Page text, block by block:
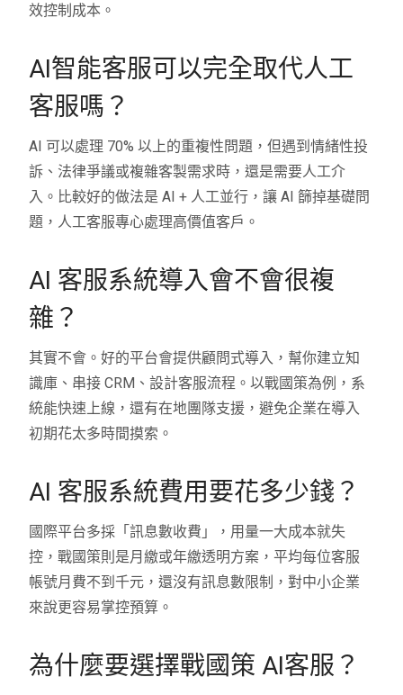
效控制成本。
AI智能客服可以完全取代人工
客服嗎？
AI 可以處理 70% 以上的重複性問題，但遇到情緒性投
訴、法律爭議或複雜客製需求時，還是需要人工介
入。比較好的做法是 AI + 人工並行，讓 AI 篩掉基礎問
題，人工客服專心處理高價值客戶。
AI 客服系統導入會不會很複
雜？
其實不會。好的平台會提供顧問式導入，幫你建立知
識庫、串接 CRM、設計客服流程。以戰國策為例，系
統能快速上線，還有在地團隊支援，避免企業在導入
初期花太多時間摸索。
AI 客服系統費用要花多少錢？
國際平台多採「訊息數收費」，用量一大成本就失
控，戰國策則是月繳或年繳透明方案，平均每位客服
帳號月費不到千元，還沒有訊息數限制，對中小企業
來說更容易掌控預算。
為什麼要選擇戰國策 AI客服？